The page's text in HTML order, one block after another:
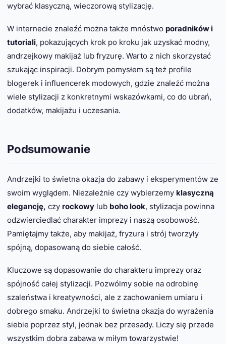
wybrać klasyczną, wieczorową stylizację.
W internecie znaleźć można także mnóstwo poradników i
tutoriali, pokazujących krok po kroku jak uzyskać modny,
andrzejkowy makijaż lub fryzurę. Warto z nich skorzystać
szukając inspiracji. Dobrym pomysłem są też profile
blogerek i influencerek modowych, gdzie znaleźć można
wiele stylizacji z konkretnymi wskazówkami, co do ubrań,
dodatków, makijażu i uczesania.
Podsumowanie
Andrzejki to świetna okazja do zabawy i eksperymentów ze
swoim wyglądem. Niezależnie czy wybierzemy klasyczną
elegancję, czy rockowy lub boho look, stylizacja powinna
odzwierciedlać charakter imprezy i naszą osobowość.
Pamiętajmy także, aby makijaż, fryzura i strój tworzyły
spójną, dopasowaną do siebie całość.
Kluczowe są dopasowanie do charakteru imprezy oraz
spójność całej stylizacji. Pozwólmy sobie na odrobinę
szaleństwa i kreatywności, ale z zachowaniem umiaru i
dobrego smaku. Andrzejki to świetna okazja do wyrażenia
siebie poprzez styl, jednak bez przesady. Liczy się przede
wszystkim dobra zabawa w miłym towarzystwie!